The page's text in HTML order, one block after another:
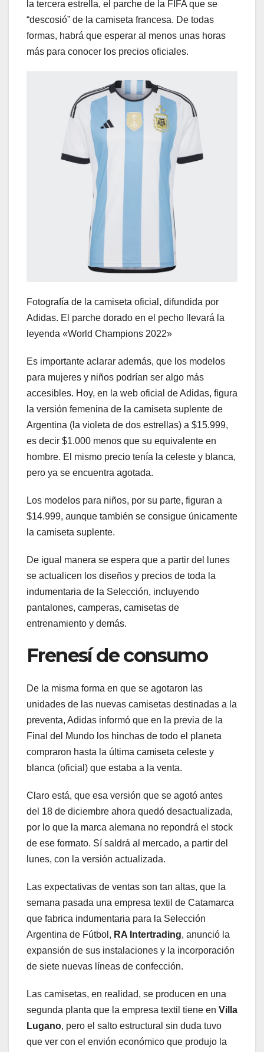
la tercera estrella, el parche de la FIFA que se
“descosió” de la camiseta francesa. De todas
formas, habrá que esperar al menos unas horas
más para conocer los precios oficiales.
Fotografía de la camiseta oficial, difundida por
Adidas. El parche dorado en el pecho llevará la
leyenda «World Champions 2022»
Es importante aclarar además, que los modelos
para mujeres y niños podrían ser algo más
accesibles. Hoy, en la web oficial de Adidas, figura
la versión femenina de la camiseta suplente de
Argentina (la violeta de dos estrellas) a $15.999,
es decir $1.000 menos que su equivalente en
hombre. El mismo precio tenía la celeste y blanca,
pero ya se encuentra agotada.
Los modelos para niños, por su parte, figuran a
$14.999, aunque también se consigue únicamente
la camiseta suplente.
De igual manera se espera que a partir del lunes
se actualicen los diseños y precios de toda la
indumentaria de la Selección, incluyendo
pantalones, camperas, camisetas de
entrenamiento y demás.
Frenesí de consumo
De la misma forma en que se agotaron las
unidades de las nuevas camisetas destinadas a la
preventa, Adidas informó que en la previa de la
Final del Mundo los hinchas de todo el planeta
compraron hasta la última camiseta celeste y
blanca (oficial) que estaba a la venta.
Claro está, que esa versión que se agotó antes
del 18 de diciembre ahora quedó desactualizada,
por lo que la marca alemana no repondrá el stock
de ese formato. Sí saldrá al mercado, a partir del
lunes, con la versión actualizada.
Las expectativas de ventas son tan altas, que la
semana pasada una empresa textil de Catamarca
que fabrica indumentaria para la Selección
Argentina de Fútbol, RA Intertrading, anunció la
expansión de sus instalaciones y la incorporación
de siete nuevas líneas de confección.
Las camisetas, en realidad, se producen en una
segunda planta que la empresa textil tiene en Villa
Lugano, pero el salto estructural sin duda tuvo
que ver con el envión económico que produjo la